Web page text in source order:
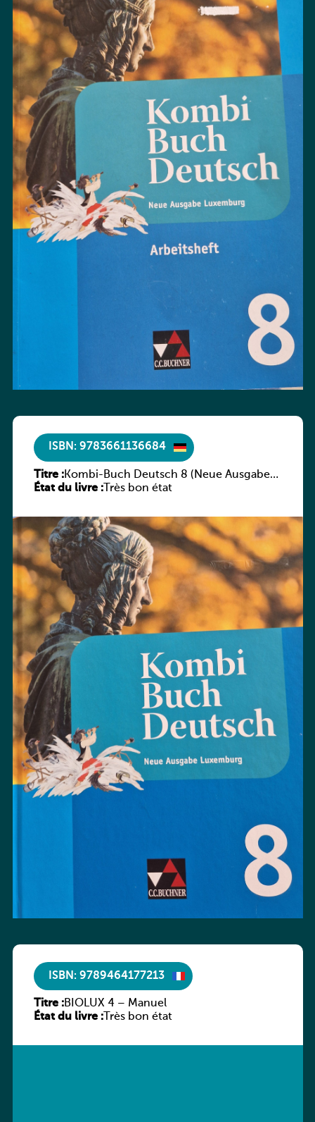
ISBN: 9783661136684
Titre :Kombi-Buch Deutsch 8 (Neue Ausgabe
Luxemburg)
État du livre :Très bon état
ISBN: 9789464177213
Titre :BIOLUX 4 – Manuel
État du livre :Très bon état